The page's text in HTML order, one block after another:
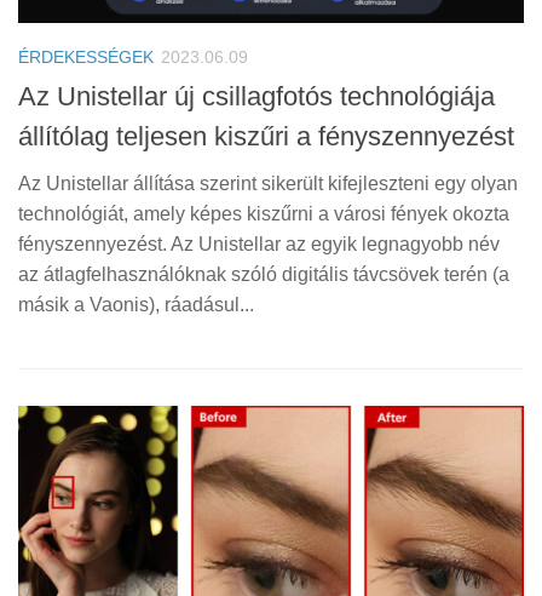
ÉRDEKESSÉGEK 2023.06.09
Az Unistellar új csillagfotós technológiája
állítólag teljesen kiszűri a fényszennyezést
Az Unistellar állítása szerint sikerült kifejleszteni egy olyan
technológiát, amely képes kiszűrni a városi fények okozta
fényszennyezést. Az Unistellar az egyik legnagyobb név
az átlagfelhasználóknak szóló digitális távcsövek terén (a
másik a Vaonis), ráadásul...